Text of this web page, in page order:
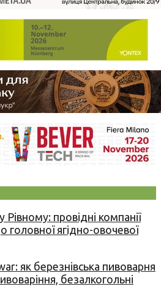
провідні компанії
головної ягідно-овочевої
як березнівська пивоварня
безалкогольні